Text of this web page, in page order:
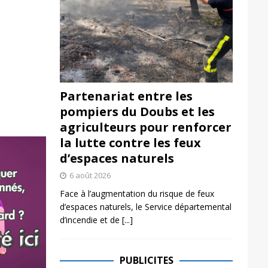
Partenariat entre les
pompiers du Doubs et les
agriculteurs pour renforcer
la lutte contre les feux
d’espaces naturels
6 août 2026
Face à l’augmentation du risque de feux
d’espaces naturels, le Service départemental
d’incendie et de [...]
PUBLICITES